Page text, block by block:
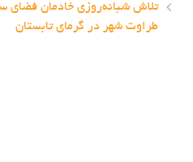
تلاش شبانه‌روزی خادمان فضای
طراوت شهر در گرمای تابستان